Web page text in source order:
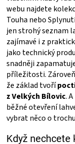
webu najdete
Touha nebo
jen strohý seznam
zajímavé i z
jako technický
snadněji
příležitosti.
že základ tvoří
z Velkých Bílovic.
běžné otevření
vybrat něco o
Když nechcete